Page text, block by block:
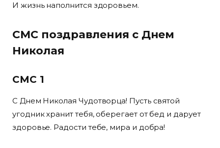
И жизнь наполнится здоровьем.
СМС поздравления с Днем
Николая
СМС 1
С Днем Николая Чудотворца! Пусть святой
угодник хранит тебя, оберегает от бед и дарует
здоровье. Радости тебе, мира и добра!